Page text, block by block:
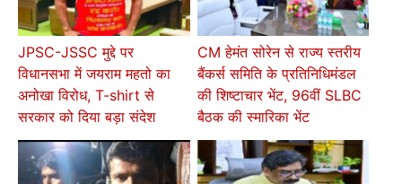
JPSC-JSSC मुद्दे पर
विधानसभा में जयराम महतो का
अनोखा विरोध, T-shirt से
सरकार को दिया बड़ा संदेश
CM हेमंत सोरेन से राज्य स्तरीय
बैंकर्स समिति के प्रतिनिधिमंडल
की शिष्टाचार भेंट, 96वीं SLBC
बैठक की स्मारिका भेंट